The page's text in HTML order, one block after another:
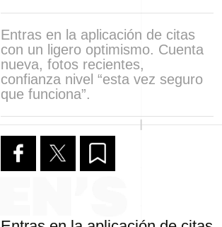
Entras en la aplicación de citas
con un ligero optimismo. Cuenta
nueva, fotos recientes,
confianza nivel “esta vez seguro
que funciona”.